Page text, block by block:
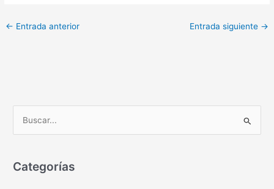
← Entrada anterior Entrada siguiente →
c
Categorías